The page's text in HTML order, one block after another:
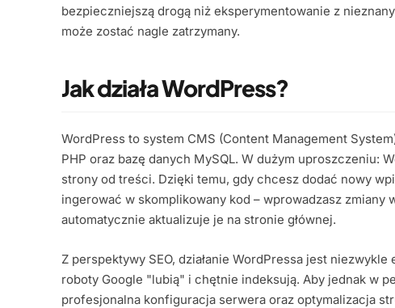
bezpieczniejszą drogą niż eksperymentowanie z
może zostać nagle zatrzymany.
Jak działa WordPress?
WordPress to system CMS (Content Management
PHP oraz bazę danych MySQL. W dużym uproszczeniu:
strony od treści. Dzięki temu, gdy chcesz dodać nowy
ingerować w skomplikowany kod – wprowadzasz zmiany
automatycznie aktualizuje je na stronie głównej.
Z perspektywy SEO, działanie WordPressa jest
roboty Google "lubią" i chętnie indeksują. Aby jednak w
profesjonalna konfiguracja serwera oraz optymalizacja